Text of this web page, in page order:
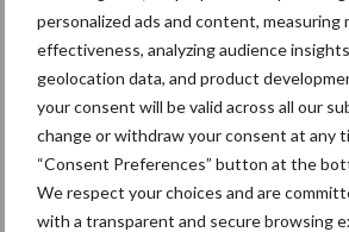
personalized ads and content, measuring
effectiveness, analyzing audience
geolocation data, and product
your consent will be valid across all our
change or withdraw your consent at any
“Consent Preferences” button at the
We respect your choices and are
with a transparent and secure browsing
U kunt dit navragen bij uw gemeente of de
over de milieuvergunningen. Vanuit de
geen voorwaarden.
Hoe hoog mag ik vaste
opstapelen, lettende op